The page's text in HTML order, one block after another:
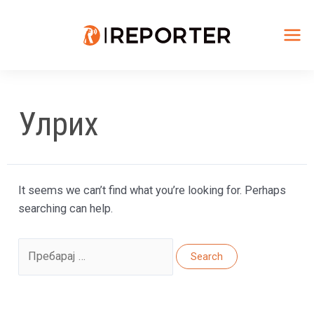
Улрих
It seems we can’t find what you’re looking for. Perhaps
searching can help.